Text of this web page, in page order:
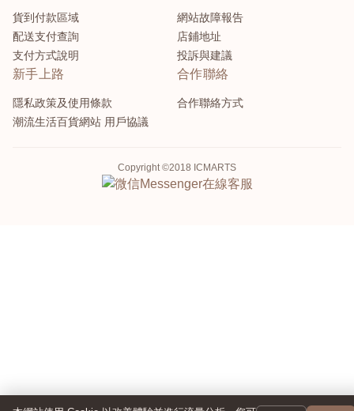
貨到付款區域
配送支付查詢
支付方式說明
網站故障報告
店鋪地址
投訴與建議
新手上路
隱私政策及使用條款
潮流生活百貨網站 用戶協議
合作聯絡
合作聯絡方式
Copyright ©2018 ICMARTS
Messenger在線客服